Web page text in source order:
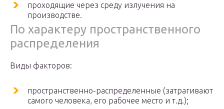
проходящие через среду излучения на
производстве.
По характеру пространственного
распределения
Виды факторов:
пространственно-распределенные (затрагивают
самого человека, его рабочее место и т.д.);